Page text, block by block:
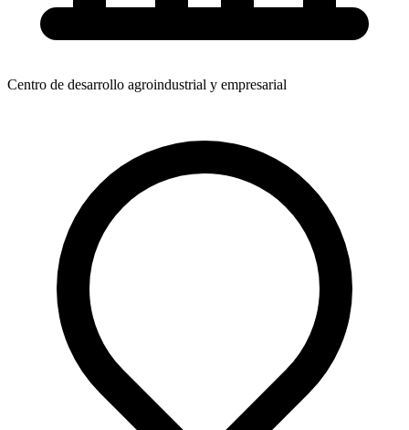
Centro de desarrollo agroindustrial y empresarial